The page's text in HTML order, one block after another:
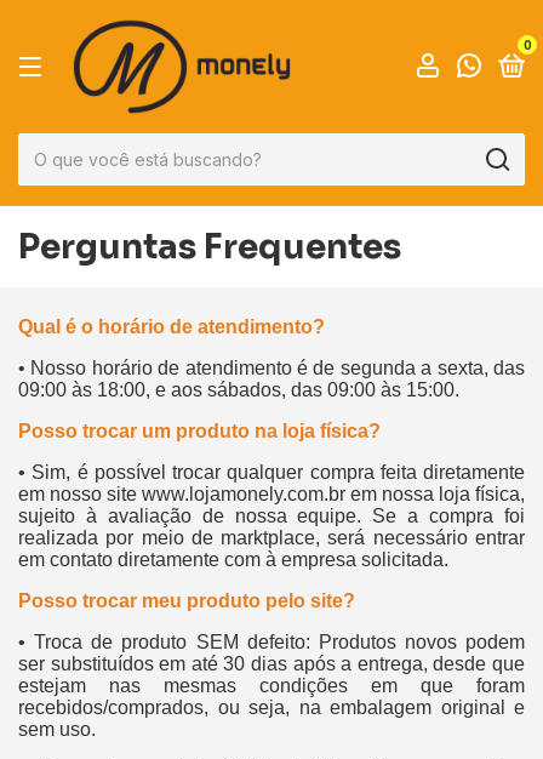
0
Perguntas Frequentes
Qual é o horário de atendimento?
• Nosso horário de atendimento é de segunda a sexta, das
09:00 às 18:00, e aos sábados, das 09:00 às 15:00.
Posso trocar um produto na loja física?
• Sim, é possível trocar qualquer compra feita diretamente
em nosso site www.lojamonely.com.br em nossa loja física,
sujeito à avaliação de nossa equipe. Se a compra foi
realizada por meio de marktplace, será necessário entrar
em contato diretamente com à empresa solicitada.
Posso trocar meu produto pelo site?
• Troca de produto SEM defeito: Produtos novos podem
ser substituídos em até 30 dias após a entrega, desde que
estejam nas mesmas condições em que foram
recebidos/comprados, ou seja, na embalagem original e
sem uso.